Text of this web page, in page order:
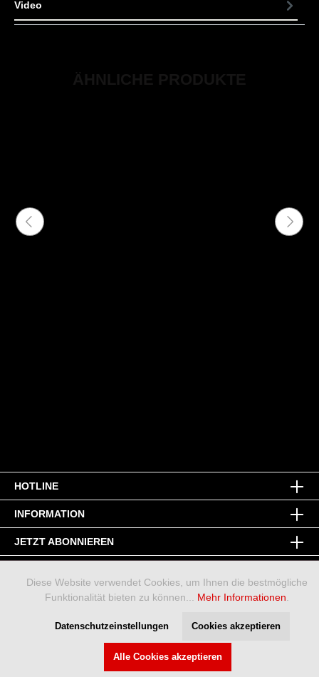
Video
HOTLINE
INFORMATION
JETZT ABONNIEREN
* Alle Preise inkl. gesetzl. Mehrwertsteuer zzgl. Versandkosten
ggf. Nachnahmegebühren, wenn nicht anders angegeben.
Ihr Urheberrecht
Diese Website verwendet Cookies, um Ihnen die bestmögliche
Funktionalität bieten zu können... Mehr Informationen
Datenschutzeinstellungen Cookies akzeptieren
Alle Cookies akzeptieren